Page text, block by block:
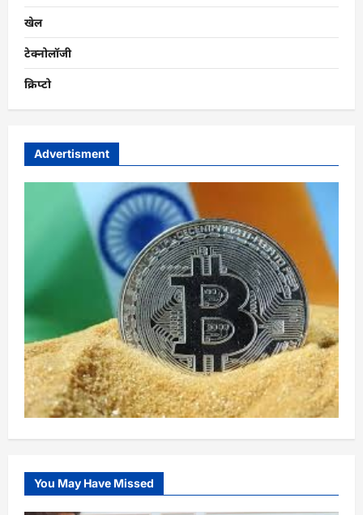
खेल
टेक्नोलॉजी
क्रिप्टो
Advertisment
You May Have Missed